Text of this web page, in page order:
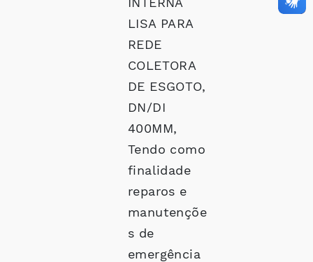
LISA PARA
REDE
COLETORA
DE ESGOTO,
DN/DI
400MM,
Tendo como
finalidade
reparos e
manutençõe
s de
emergência